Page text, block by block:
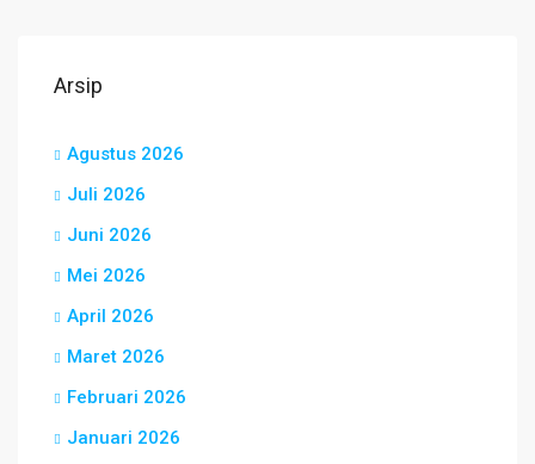
Arsip
Agustus 2026
Juli 2026
Juni 2026
Mei 2026
April 2026
Maret 2026
Februari 2026
Januari 2026